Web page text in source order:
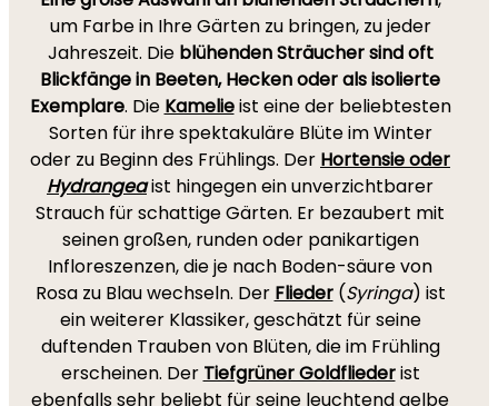
um Farbe in Ihre Gärten zu bringen, zu jeder
Jahreszeit. Die blühenden Sträucher sind oft
Blickfänge in Beeten, Hecken oder als isolierte
Exemplare. Die Kamelieist eine der beliebtesten
Sorten für ihre spektakuläre Blüte im Winter
oder zu Beginn des Frühlings. Der Hortensie oder
Hydrangeaist hingegen ein unverzichtbarer
Strauch für schattige Gärten. Er bezaubert mit
seinen großen, runden oder panikartigen
Infloreszenzen, die je nach Boden-säure von
Rosa zu Blau wechseln. Der Flieder(Syringa) ist
ein weiterer Klassiker, geschätzt für seine
duftenden Trauben von Blüten, die im Frühling
erscheinen. Der Tiefgrüner Goldfliederist
ebenfalls sehr beliebt für seine leuchtend gelbe